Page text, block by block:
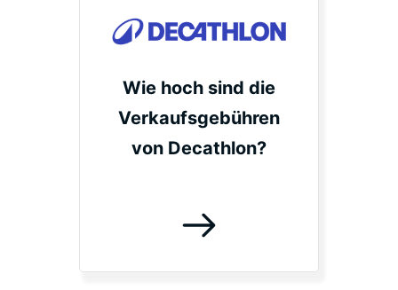
Wie hoch sind die
Verkaufsgebühren
von Decathlon?